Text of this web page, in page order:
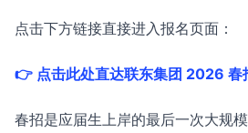
点击下方链接直接进入报名页面：
👉 点击此处直达联东集团 2026 春
春招是应届生上岸的最后一次大规